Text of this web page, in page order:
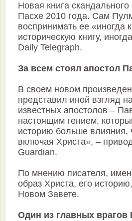
Новая книга
Пасхе 2010 года. Сам
воспринимать ее «иногда
историческую книгу,
Daily Telegraph.
За всем стоял апостол
В своем новом
представил иной взгляд
известных апостолов –
настоящим гением,
историю больше влияния,
включая Христа», –
Guardian.
По мнению писателя,
образ Христа, его
Новом Завете.
Один из главных врагов